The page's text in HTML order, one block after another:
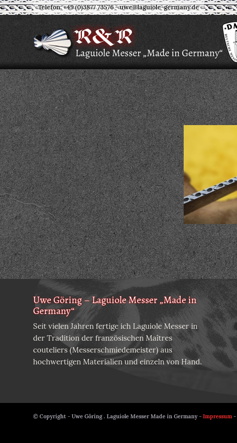
Telefon: +49 (0)3877 73576-uwe@laguiole-germany.de
Uwe Göring – Laguiole Messer „Made in
Germany“
Seit vielen Jahren fertige ich Laguiole Messer in
der Tradition der französischen Maîtres
couteliers (Messerschmiedemeister) aus
hochwertigen Materialien und einzeln von Hand.
© Copyright - Uwe Göring . Laguiole Messer Made in Germany - Impressum -